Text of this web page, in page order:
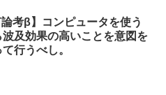
論考β】コンピュータを使う
波及効果の高いことを意図を
行うべし。